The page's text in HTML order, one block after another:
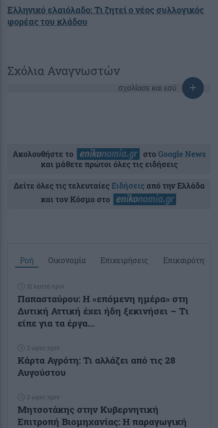
Eλληνικό ελαιόλαδο: Τι ζητεί ο νέος συλλογικός
φορέας του κλάδου
Σχόλια Αναγνωστών
σχολίασε και εσύ
Ακολουθήστε το στοGoogle News
και μάθετε πρώτοι όλες τις ειδήσεις
Δείτε όλες τις τελευταίεςΕιδήσειςαπό την Ελλάδα
και τον Κόσμο στο
Ροή Οικονομία Επιχειρήσεις Επικαιρότητα
31 λεπτά πριν
Παπασταύρου: Η «επόμενη ημέρα» στη
Δυτική Αττική έχει ήδη ξεκινήσει – Tι
είπε για τα έργα...
2 ώρες πριν
Κάρτα Αγρότη: Τι αλλάζει από τις 28
Αυγούστου
2 ώρες πριν
Μητσοτάκης στην Κυβερνητική
Επιτροπή Βιομηχανίας: Η παραγωγική